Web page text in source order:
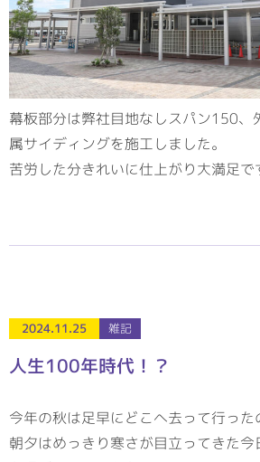
幕板部分は弊社目地なしスパン150、
属サイディングを施工しました。
苦労した分きれいに仕上がり大満足で
2024.11.25 雑記
人生100年時代！？
今年の秋は足早にどこへ去って行っ
朝夕はめっきり寒さが目立ってきた